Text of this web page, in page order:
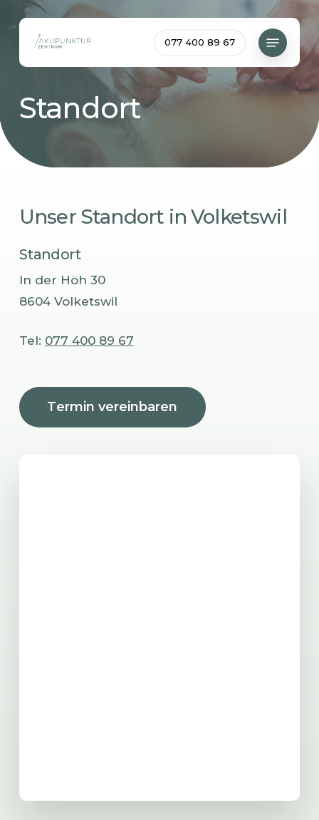
Skip
077 400 89 67
Menu
Standort
Unser Standort in Volketswil
Standort
In der Höh 30
8604 Volketswil
Tel: 077 400 89 67
Termin vereinbaren